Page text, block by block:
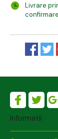
Livrare
Informatii